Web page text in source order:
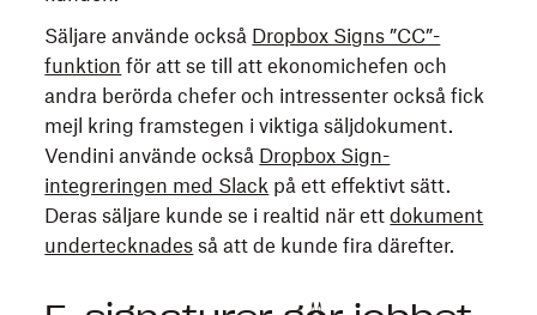
Säljare använde också Dropbox Signs ”CC”-
funktion för att se till att ekonomichefen och
andra berörda chefer och intressenter också fick
mejl kring framstegen i viktiga säljdokument.
Vendini använde också Dropbox Sign-
integreringen med Slack på ett effektivt sätt.
Deras säljare kunde se i realtid när ettdokument
undertecknades så att de kunde fira därefter.